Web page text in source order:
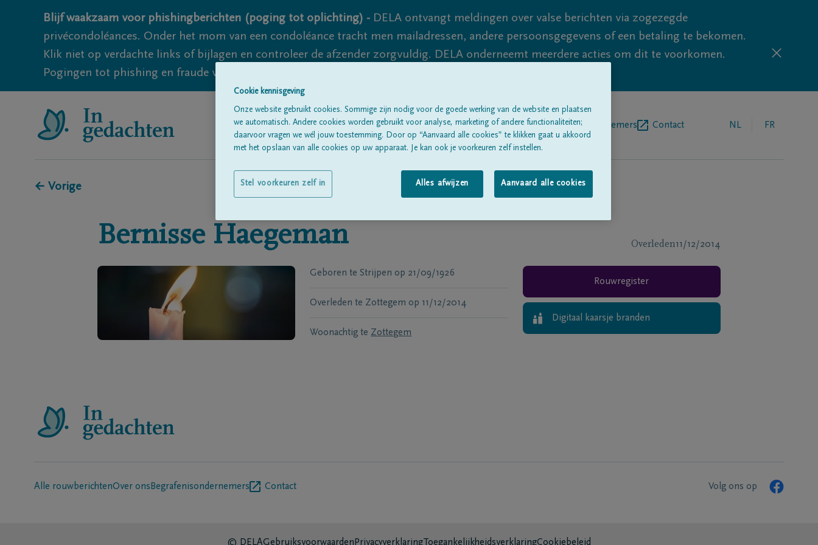
Blijf waakzaam voor phishingberichten (poging tot oplichting) - DELA ontvangt meldingen over valse berichten via zogezegde
privécondoléances. Onder het mom van een condoléance tracht men mailadressen, andere persoonsgegevens of een betaling te bekomen.
Klik niet op verdachte links of bijlagen en controleer de afzender zorgvuldig. DELA onderneemt meerdere acties om dit te voorkomen.
Pogingen tot phishing en fraude vallen echter nooit volledig uit te sluiten, dus blijf waakzaam.
Alle rouwberichten Over onsBegrafenisondernemers Contact NL FR
← Vorige
Bernisse Haegeman Overleden11/12/2014
Geboren te Strijpen op 21/09/1926
Overleden te Zottegem op 11/12/2014
Woonachtig te Zottegem
Rouwregister
Digitaal kaarsje branden
Alle rouwberichtenOver ons Begrafenisondernemers Contact Volg ons op
© DELAGebruiksvoorwaarden Privacyverklaring ToegankelijkheidsverklaringCookiebeleid
Cookie kennisgeving
Onze website gebruikt cookies. Sommige zijn nodig voor de goede werking van de website en plaatsen
we automatisch. Andere cookies worden gebruikt voor analyse, marketing of andere functionaliteiten;
daarvoor vragen we wél jouw toestemming. Door op “Aanvaard alle cookies” te klikken gaat u akkoord
met het opslaan van alle cookies op uw apparaat. Je kan ook je voorkeuren zelf instellen.
Alles afwijzen Aanvaard alle cookies
Stel voorkeuren zelf in